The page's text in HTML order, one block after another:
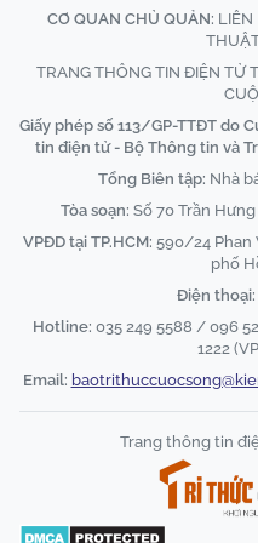
CƠ QUAN CHỦ QUẢN: LIÊN
TRANG THÔNG TIN ĐIỆN TỬ
Giấy phép số 113/GP-TTĐT do
tin điện tử - Bộ Thông tin và
Tổng Biên tập: Nhà
Tòa soạn: Số 70 Trần
VPĐD tại TP.HCM: 590/24 Phan
phố
Điện thoại:
Hotline: 035 249 5588 / 096
1222
Email:
Trang thông tin